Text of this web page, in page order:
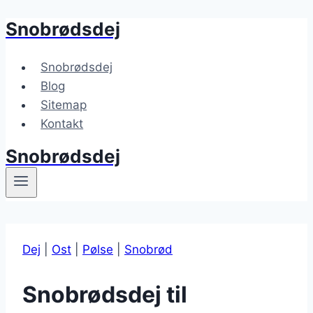
Fortsæt
indhold
Snobrødsdej
Snobrødsdej
Blog
Sitemap
Kontakt
Snobrødsdej
Dej Ost Pølse Snobrød
Snobrødsdej til